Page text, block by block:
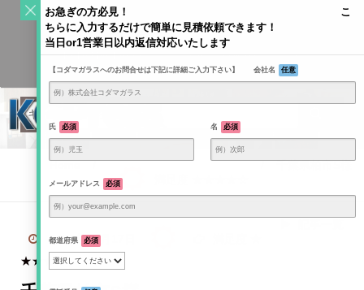
KODAMAGLASS公式ブログ | ガラス情報発信メディア
Home
/
/ 千葉県柏市S様
2023年11月17日
★★★☆
お急ぎの方必見！ こ
ちらに入力するだけで簡単に見積依頼できます！
当日or1営業日以内返信対応いたします
【コダマガラスへのお問合せは下記に詳細ご入力下さい】 会社名 任意
氏 必須 名 必須
メールアドレス 必須
都道府県 必須